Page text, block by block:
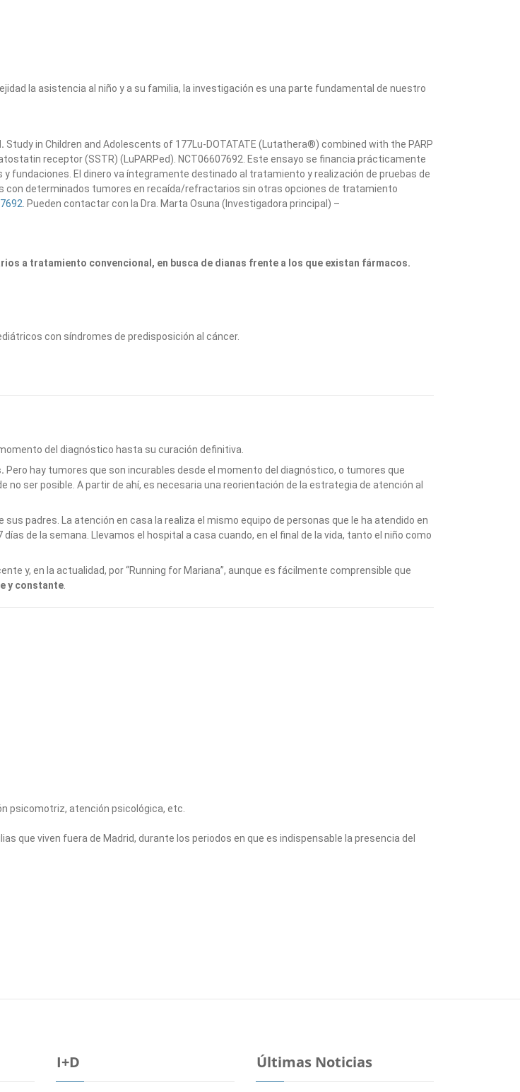
la asistencia al niño y a su familia, la investigación es una parte fundamental de nuestro
Study in Children and Adolescents of 177Lu-DOTATATE (Lutathera®) combined with the PARP
receptor (SSTR) (LuPARPed). NCT06607692. Este ensayo se financia prácticamente
fundaciones. El dinero va íntegramente destinado al tratamiento y realización de pruebas de
con determinados tumores en recaída/refractarios sin otras opciones de tratamiento
. Pueden contactar con la Dra. Marta Osuna (Investigadora principal) –
a tratamiento convencional, en busca de dianas frente a los que existan fármacos.
con síndromes de predisposición al cáncer.
del diagnóstico hasta su curación definitiva.
Pero hay tumores que son incurables desde el momento del diagnóstico, o tumores que
ser posible. A partir de ahí, es necesaria una reorientación de la estrategia de atención al
padres. La atención en casa la realiza el mismo equipo de personas que le ha atendido en
de la semana. Llevamos el hospital a casa cuando, en el final de la vida, tanto el niño como
y, en la actualidad, por “Running for Mariana”, aunque es fácilmente comprensible que
y constante
psicomotriz, atención psicológica, etc.
que viven fuera de Madrid, durante los periodos en que es indispensable la presencia del
I+D Últimas Noticias